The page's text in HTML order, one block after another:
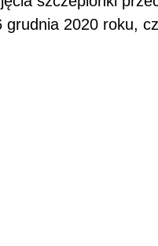
grudnia 2020 roku,